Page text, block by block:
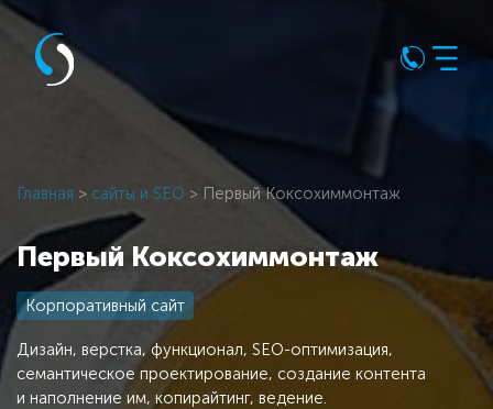
Главная > сайты и SEO > Первый Коксохиммонтаж
Первый Коксохиммонтаж
Корпоративный сайт
Дизайн, верстка, функционал, SEO-оптимизация,
семантическое проектирование, создание контента
и наполнение им, копирайтинг, ведение.